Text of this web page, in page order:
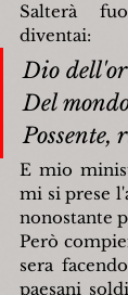
Salterà
diventai:
Dio dell'or
Del
Possente,
E mio
mi si prese
nonostante
Però
sera
paesani